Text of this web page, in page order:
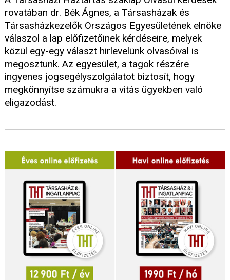
rovatában dr. Bék Ágnes, a Társasházak és
Társasházkezelők Országos Egyesületének elnöke
válaszol a lap előfizetőinek kérdéseire, melyek
közül egy-egy választ hirlevelünk olvasóival is
megosztunk. Az egyesület, a tagok részére
ingyenes jogsegélyszolgálatot biztosít, hogy
megkönnyítse számukra a vitás ügyekben való
eligazodást.